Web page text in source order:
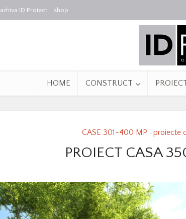
arhiva ID Proiect shop
HOME CONSTRUCT
CASE 301-400 MP • proiecte
PROIECT CASA